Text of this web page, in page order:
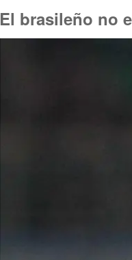
El brasileño no